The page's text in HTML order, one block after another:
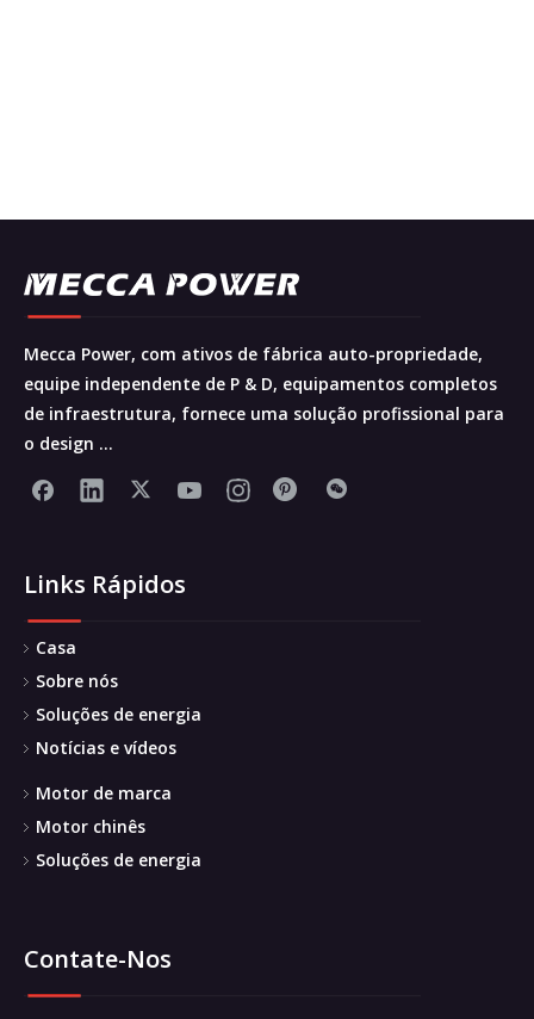
Mecca Power, com ativos de fábrica auto-propriedade,
equipe independente de P & D, equipamentos completos
de infraestrutura, fornece uma solução profissional para
o design ...
Links Rápidos
Casa
Sobre nós
Soluções de energia
Notícias e vídeos
Motor de marca
Motor chinês
Soluções de energia
Contate-Nos